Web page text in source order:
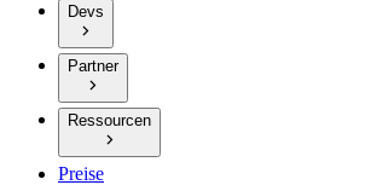
Devs
Partner
Ressourcen
Preise